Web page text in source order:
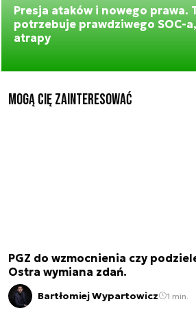
Presja ataków i nowego prawa.
potrzebuje prawdziwego SOC-
atrapy
Mogą Cię zainteresować
PGZ do wzmocnienia czy
Ostra wymiana zdań.
Bartłomiej Wypartowicz 1 min.